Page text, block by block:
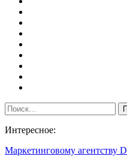
Интересное:
Маркетинговому агентству